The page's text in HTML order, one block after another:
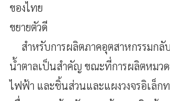
ของไทย
ขยายตัวดี
สำหรับการผลิตภาคอุตสาหกรรมกลั
น้ำตาลเป็นสำคัญ ขณะที่การผลิตหมวด
ไฟฟ้า และชิ้นส่วนและแผงวงจรอิเล็ก